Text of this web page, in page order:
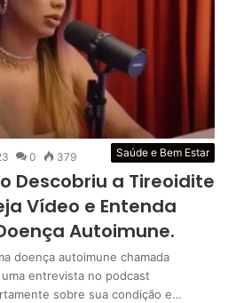
Saúde e Bem Estar
0 379
Descobriu a Tireoidite
Vídeo e Entenda
Autoimune.
doença autoimune chamada
entrevista no podcast
sobre sua condição e…